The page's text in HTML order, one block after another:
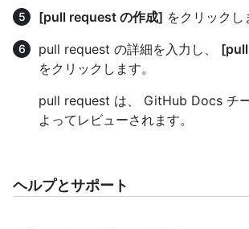
[pull request の作成] をクリックし
pull request の詳細を入力し、
をクリックします。
pull request は、 GitHub Docs チ
よってレビューされます。
ヘルプとサポート